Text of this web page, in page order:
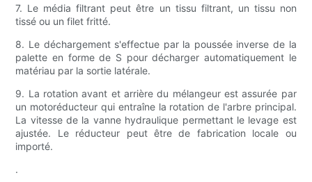
7. Le média filtrant peut être un tissu filtrant, un tissu non
tissé ou un filet fritté.
8. Le déchargement s'effectue par la poussée inverse de la
palette en forme de S pour décharger automatiquement le
matériau par la sortie latérale.
9. La rotation avant et arrière du mélangeur est assurée par
un motoréducteur qui entraîne la rotation de l'arbre principal.
La vitesse de la vanne hydraulique permettant le levage est
ajustée. Le réducteur peut être de fabrication locale ou
importé.
.